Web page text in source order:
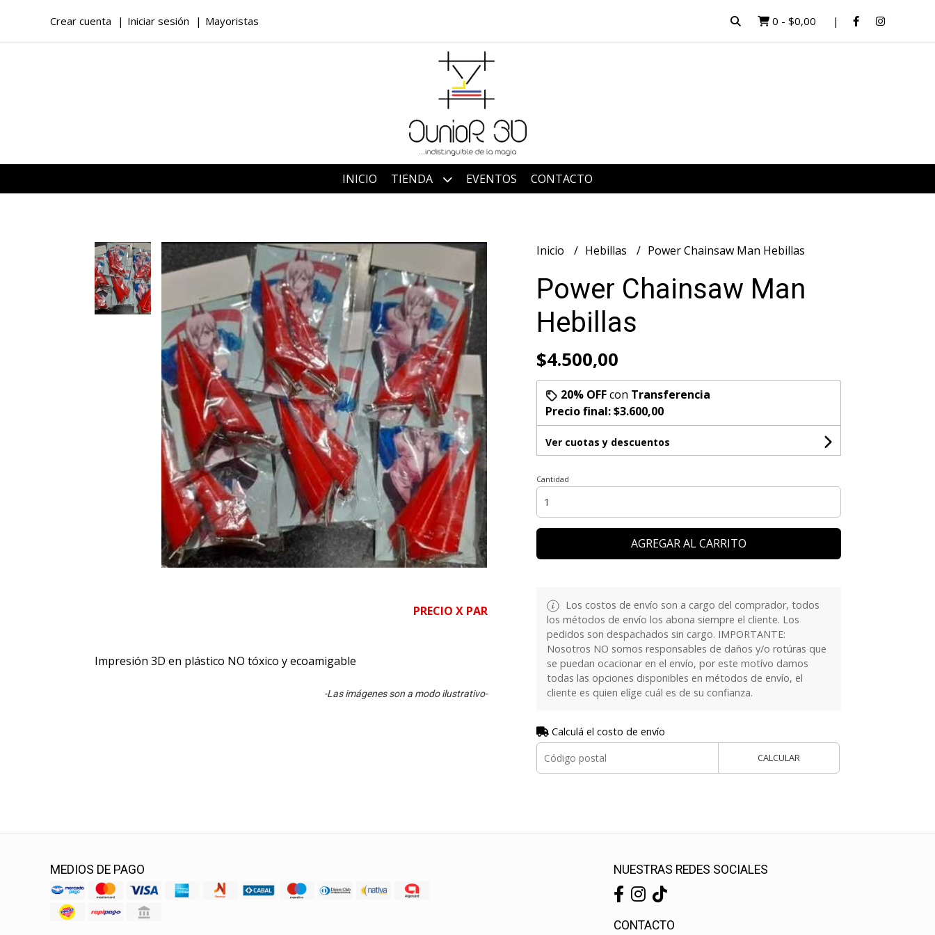
Crear cuenta Iniciar sesión Mayoristas 0 - $0,00
INICIO TIENDA EVENTOS CONTACTO
PRECIO X PAR
Impresión 3D en plástico NO tóxico y ecoamigable
-Las imágenes son a modo ilustrativo-
Inicio Hebillas Power Chainsaw Man Hebillas
Power Chainsaw Man
Hebillas
$4.500,00
20% OFFcon Transferencia
Precio final:$3.600,00
Ver cuotas y descuentos
Cantidad
AGREGAR AL CARRITO
Los costos de envío son a cargo del comprador, todos
los métodos de envío los abona siempre el cliente. Los
pedidos son despachados sin cargo. IMPORTANTE:
Nosotros NO somos responsables de daños y/o rotúras que
se puedan ocacionar en el envío, por este motívo damos
todas las opciones disponibles en métodos de envío, el
cliente es quien elíge cuál es de su confianza.
Calculá el costo de envío
CALCULAR
MEDIOS DE PAGO NUESTRAS REDES SOCIALES
CONTACTO